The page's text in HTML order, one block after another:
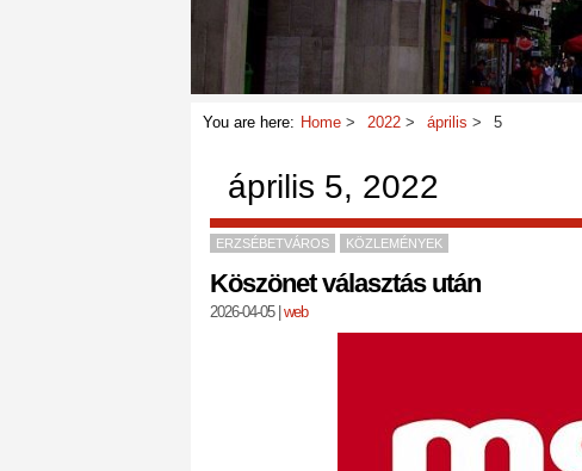
You are here: Home 2022 április 5
április 5, 2022
ERZSÉBETVÁROS KÖZLEMÉNYEK
Köszönet választás után
2026-04-05| web